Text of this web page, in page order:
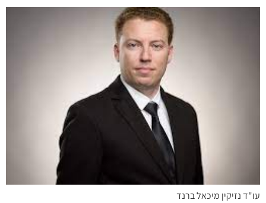
עו"ד נזיקין מיכאל ברנד